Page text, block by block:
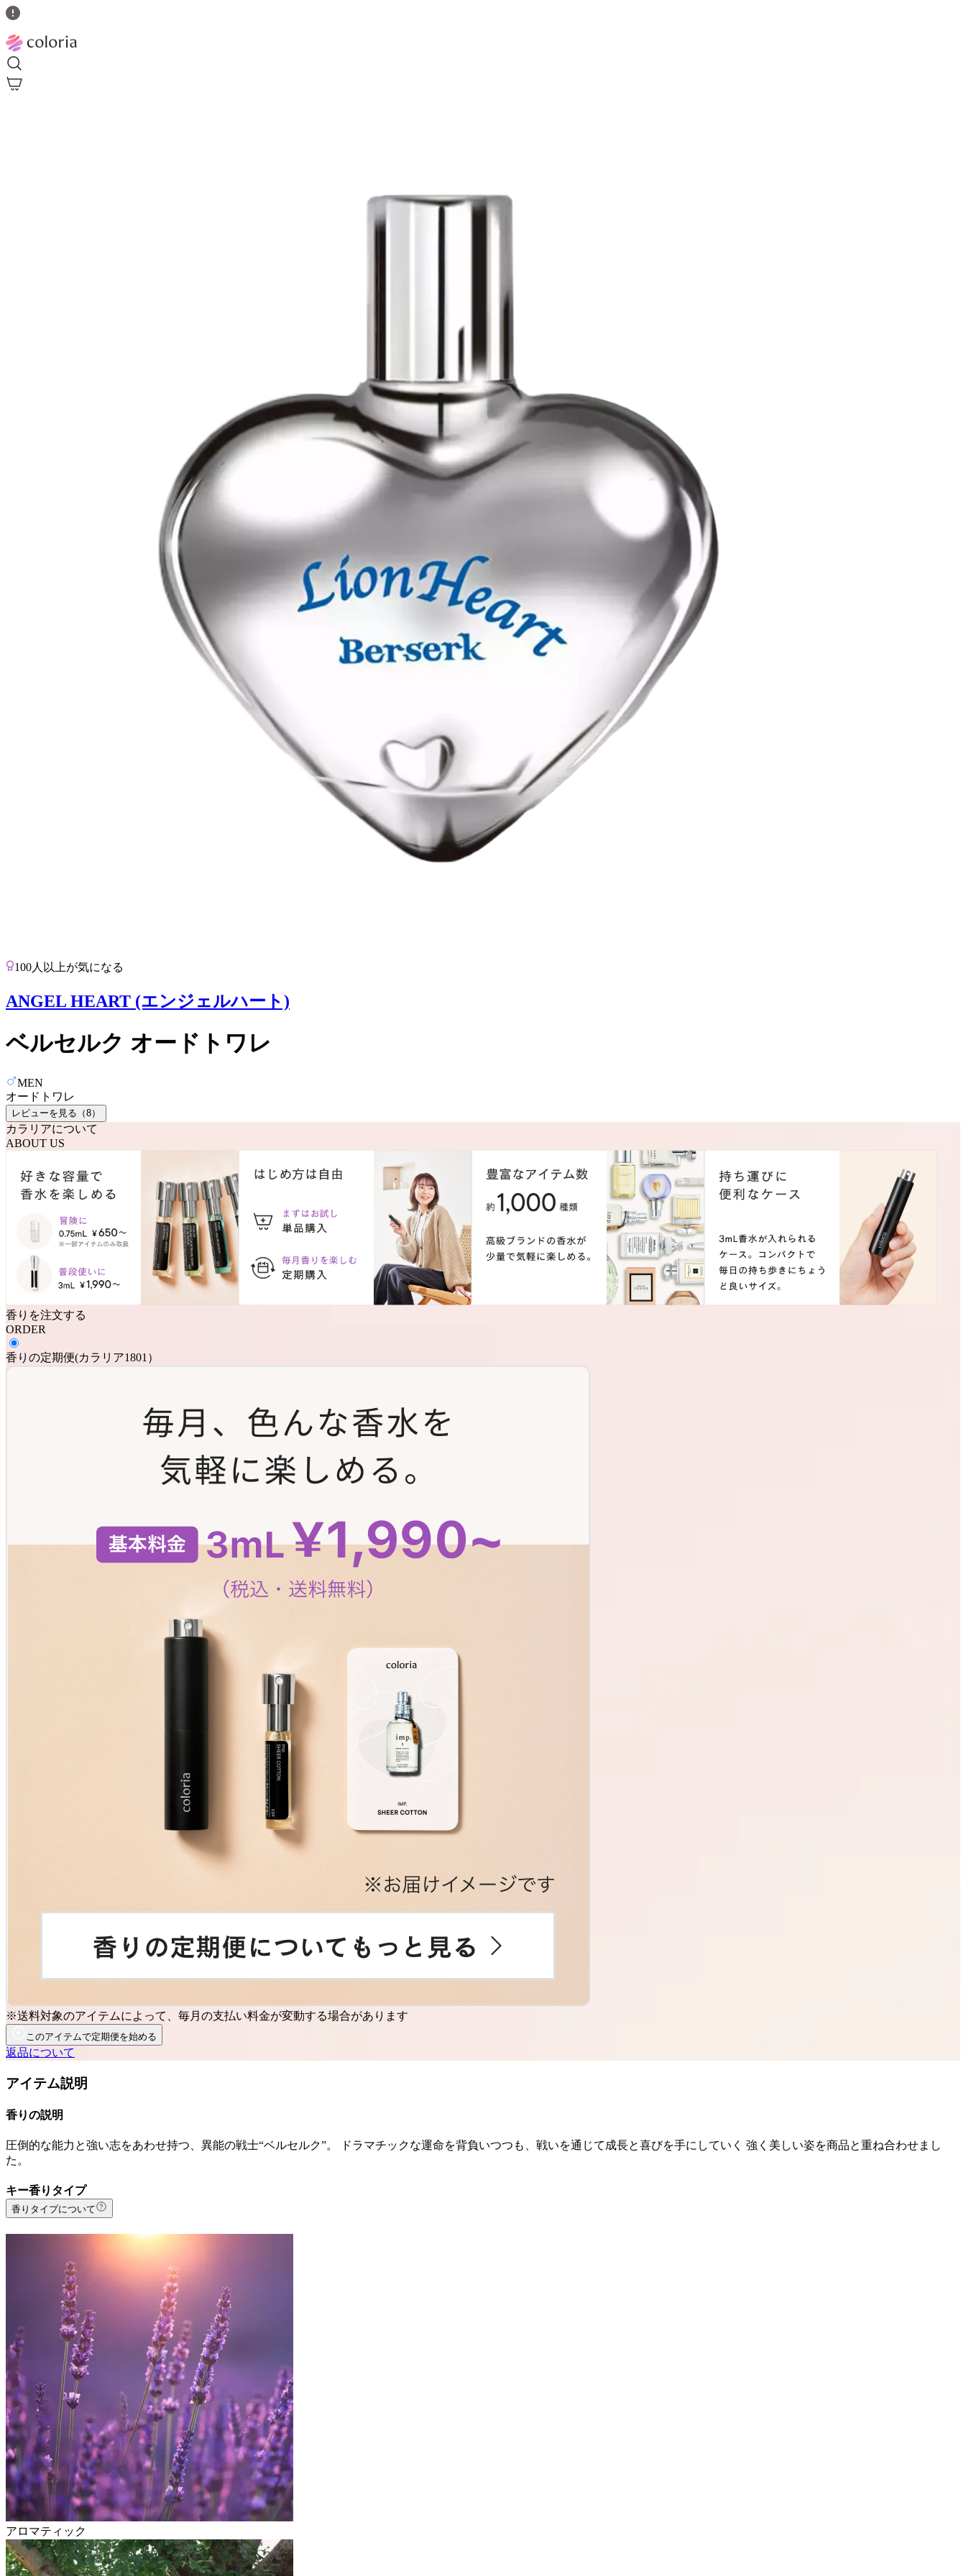
100人以上が気になる
ANGEL HEART (エンジェルハート)
ベルセルク オードトワレ
MEN
オードトワレ
レビューを見る（8）
カラリアについて
ABOUT US
香りを注文する
ORDER
香りの定期便(カラリア1801 ）
※送料対象のアイテムによって、毎月の支払い料金が変動する場合があります
このアイテムで定期便を始める
返品について
アイテム説明
香りの説明
圧倒的な能力と強い志をあわせ持つ、異能の戦士“ベルセルク”。 ドラマチックな運命を背負いつつも、戦いを通じて成長と喜びを手にしていく 強く美しい姿を商品と重ね合わせまし
た。
キー香りタイプ
香りタイプについて
アロマティック